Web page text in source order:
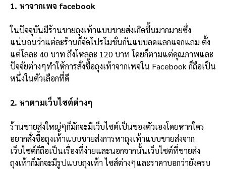
1. หาจากเพจ facebook
ในปัจจุบันมีร้านขายถุงเท้าแบบขายส่งเกิดขึ้นมากมายซึ่ง
แน่นอนว่าแต่ละร้านก็จัดโปรโมชั่นกันแบบลดแลกแจกแถม ตั้ง
แต่โลละ 40 บาท ถึงโหลละ 120 บาท โดยก็ตามแต่คุณภาพและ
ปัจจัยต่างๆทำให้การสั่งซื้อถุงเท้าจากเพจใน Facebook ก็ถือเป็น
หนึ่งในตัวเลือกที่ดี
2. หาตามเว็บไซต์ต่างๆ
ร้านขายส่งใหญ่ๆก็มักจะมีเว็บไซต์เป็นของตัวเองโดยหากใคร
อยากสั่งซื้อถุงเท้าแบบขายส่งการหาถุงเท้าแบบขายส่งจาก
เว็บไซต์ก็ถือเป็นเรื่องที่ง่ายและนอกจากนั้นเว็บไซต์ที่ขายส่ง
ถุงเท้าก็มักจะมีรูปแบบถุงเท้า ไซส์ต่างๆและราคาบอกว่ายังครบ